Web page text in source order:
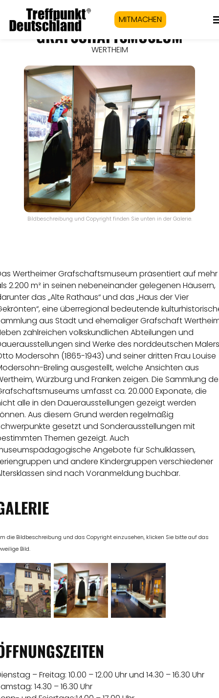
MITMACHEN
GRAFSCHAFTSMUSEUM
WERTHEIM
Bildbeschreibung und Copyright finden Sie unten in der Galerie.
Wertheimer Grafschaftsmuseum präsentiert auf mehr
2.200 m² in seinen nebeneinander gelegenen Häusern,
das „Alte Rathaus“ und das „Haus der Vier
eine überregional bedeutende
aus Stadt und ehemaliger Grafschaft
zahlreichen volkskundlichen Abteilungen und
sind Werke des norddeutschen Malers
Modersohn (1865-1943) und seiner dritten Frau Louise
Breling ausgestellt, welche Ansichten aus
Würzburg und Franken zeigen. Die Sammlung
umfasst ca. 20.000 Exponate, die
alle in den Dauerausstellungen gezeigt werden
Aus diesem Grund werden regelmäßig
gesetzt und Sonderausstellungen mit
Themen gezeigt. Auch
Angebote für Schulklassen,
und andere Kindergruppen verschiedener
sind nach Voranmeldung buchbar.
die Bildbeschreibung und das Copyright einzusehen, klicken Sie bitte auf das
Bild.
– Freitag: 10.00 – 12.00 Uhr und 14.30 – 16.30 Uhr
14.30 – 16.30 Uhr